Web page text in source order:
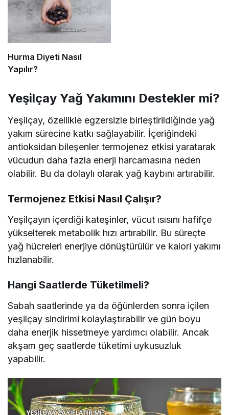
Hurma Diyeti Nasıl
Yapılır?
Yeşilçay Yağ Yakımını Destekler mi?
Yeşilçay, özellikle egzersizle birleştirildiğinde yağ
yakım sürecine katkı sağlayabilir. İçeriğindeki
antioksidan bileşenler termojenez etkisi yaratarak
vücudun daha fazla enerji harcamasına neden
olabilir. Bu da dolaylı olarak yağ kaybını artırabilir.
Termojenez Etkisi Nasıl Çalışır?
Yeşilçayın içerdiği kateşinler, vücut ısısını hafifçe
yükselterek metabolik hızı artırabilir. Bu süreçte
yağ hücreleri enerjiye dönüştürülür ve kalori yakımı
hızlanabilir.
Hangi Saatlerde Tüketilmeli?
Sabah saatlerinde ya da öğünlerden sonra içilen
yeşilçay sindirimi kolaylaştırabilir ve gün boyu
daha enerjik hissetmeye yardımcı olabilir. Ancak
akşam geç saatlerde tüketimi uykusuzluk
yapabilir.